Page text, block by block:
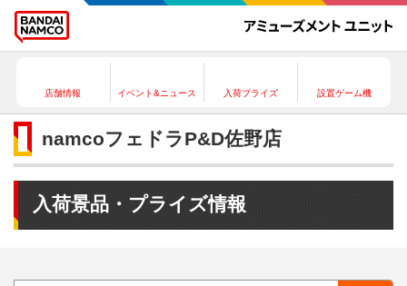
店舗情報 イベント&ニュース 入荷プライズ 設置ゲーム機
namcoフェドラP&D佐野店
入荷景品・プライズ情報